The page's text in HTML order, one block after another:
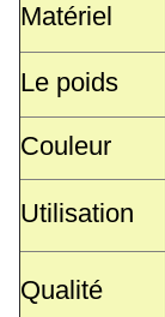
Matériel
Le poids
Couleur
Utilisation
Qualité